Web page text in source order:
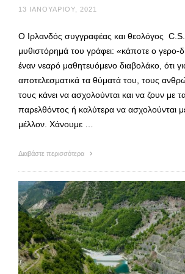
13 ΙΑΝΟΥΑΡΊΟΥ, 2021
Ο Ιρλανδός συγγραφέας και θεολόγος
μυθιστόρημά του γράφει: «κάποτε ο γερο-
έναν νεαρό μαθητευόμενο διαβολάκο, ότι
αποτελεσματικά τα θύματά του, τους
τους κάνει να ασχολούνται και να ζουν με
παρελθόντος ή καλύτερα να ασχολούνται με
μέλλον. Χάνουμε …
Διαβάστε περισσότερα